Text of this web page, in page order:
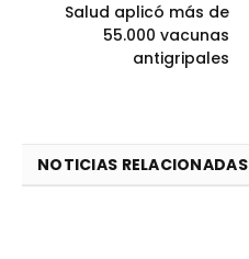
Salud aplicó más de
55.000 vacunas
antigripales
NOTICIAS RELACIONADAS